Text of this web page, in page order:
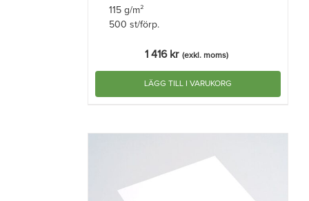
115 g/m²
500 st/förp.
1 416 kr (exkl. moms)
LÄGG TILL I VARUKORG